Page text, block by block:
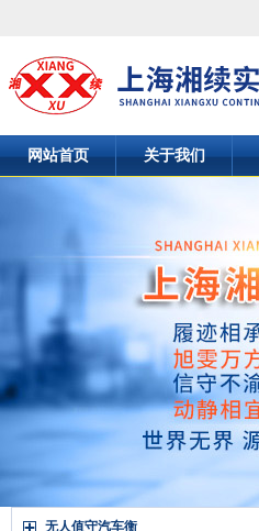
网站首页 关于我们
无人值守汽车衡